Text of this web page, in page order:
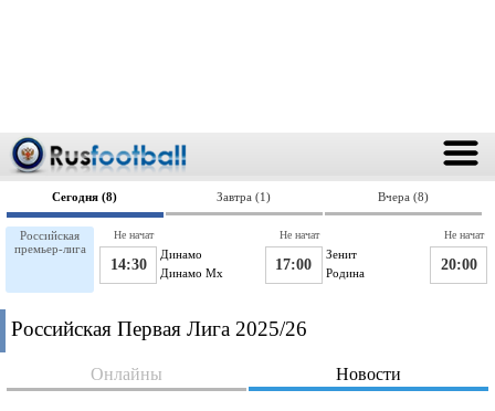
Сегодня (8) Завтра (1) Вчера (8)
Российская
премьер-лига
Динамо
14:30 Динамо Мх
Не начат
Зенит
17:00 Родина
Не начат
20:00
Не начат
Российская Первая Лига 2025/26
Онлайны Новости